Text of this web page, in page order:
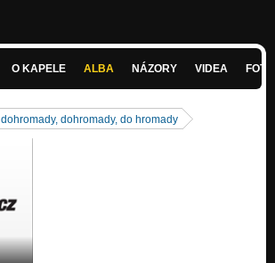
O KAPELE ALBA NÁZORY VIDEA
dohromady, do hromady